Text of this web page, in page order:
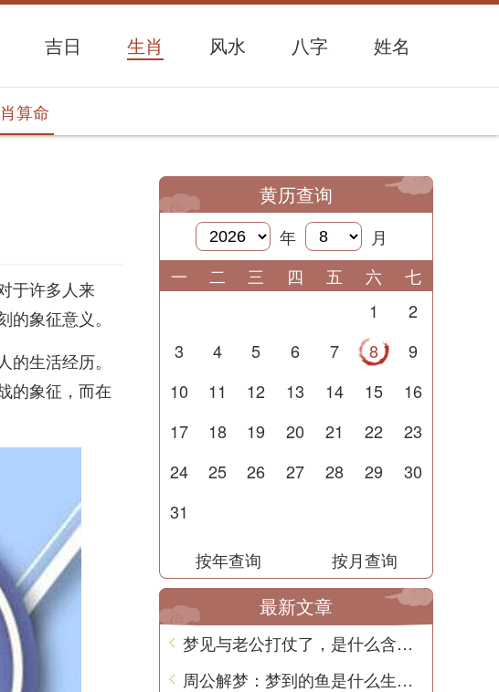
吉日 生肖 风水 八字 姓名
算命
于许多人来
象征意义。
生活经历。
的象征，而在
黄历查询
年
月
一
二 三 四 五 六
七
1
2
3
4 5 6 7 8
9
10
11 12 13 14 15
16
17
18 19 20 21 22
23
24
25 26 27 28 29
30
31
按年查询 按月查询
最新文章
梦见与老公打仗了，是什么含义？
周公解梦：梦到的鱼是什么生肖？